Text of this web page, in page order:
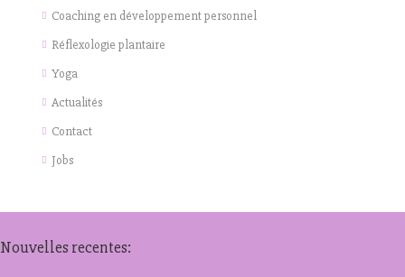
Coaching en développement personnel
Réflexologie plantaire
Yoga
Actualités
Contact
Jobs
Nouvelles recentes: